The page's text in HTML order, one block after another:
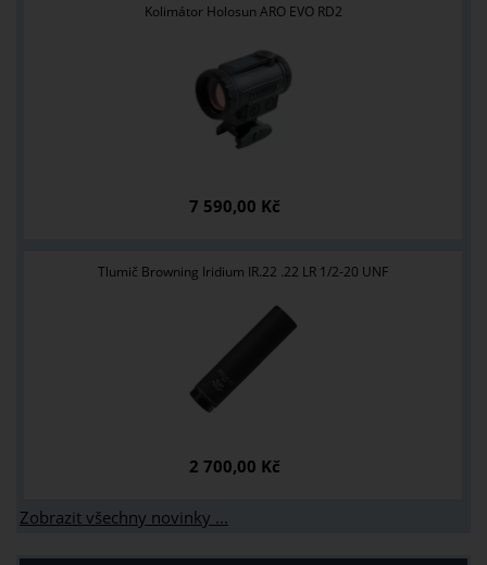
Kolimátor Holosun ARO EVO RD2
7 590,00 Kč
Tlumič Browning Iridium IR.22 .22 LR 1/2-20 UNF
2 700,00 Kč
Zobrazit všechny novinky ...